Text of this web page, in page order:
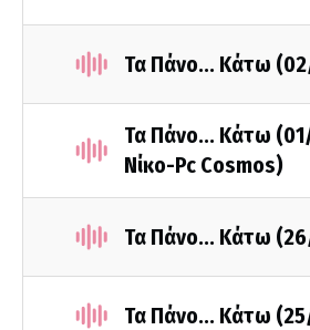
Τα Πάνο... Κάτω
Τα Πάνο... Κάτω
Νίκο-Pc Cosmos)
Τα Πάνο... Κάτω
Τα Πάνο... Κάτω